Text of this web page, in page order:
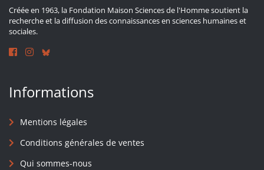
Créée en 1963, la Fondation Maison Sciences de l'Homme soutient la
recherche et la diffusion des connaissances en sciences humaines et
sociales.
Informations
Mentions légales
Conditions générales de ventes
Qui sommes-nous